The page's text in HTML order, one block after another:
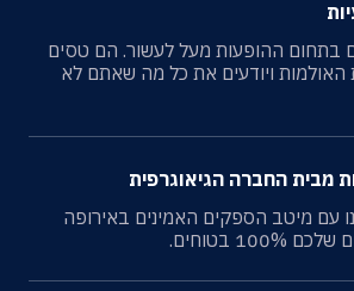
בתחום ההופעות מעל לעשור. הם טסים
האולמות ויודעים את כל מה שאתם לא
עם מיטב הספקים האמינים באירופה
בטוחים.